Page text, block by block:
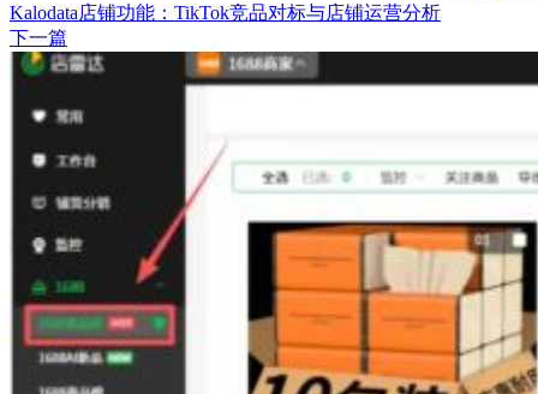
Kalodata店铺功能：TikTok竞品对标与店铺运营分析
下一篇